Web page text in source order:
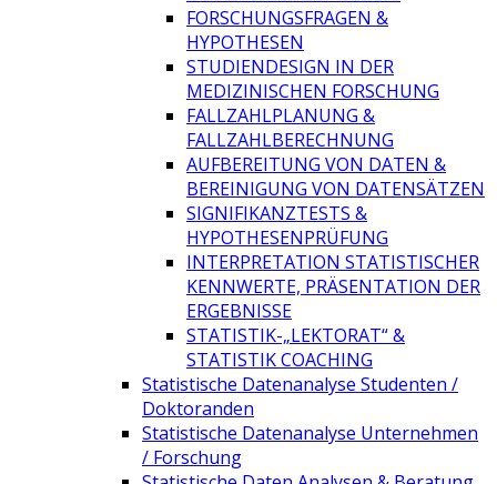
FORSCHUNGSFRAGEN &
HYPOTHESEN
STUDIENDESIGN IN DER
MEDIZINISCHEN FORSCHUNG
FALLZAHLPLANUNG &
FALLZAHLBERECHNUNG
AUFBEREITUNG VON DATEN &
BEREINIGUNG VON DATENSÄTZEN
SIGNIFIKANZTESTS &
HYPOTHESENPRÜFUNG
INTERPRETATION STATISTISCHER
KENNWERTE, PRÄSENTATION DER
ERGEBNISSE
STATISTIK-„LEKTORAT“ &
STATISTIK COACHING
Statistische Datenanalyse Studenten /
Doktoranden
Statistische Datenanalyse Unternehmen
/ Forschung